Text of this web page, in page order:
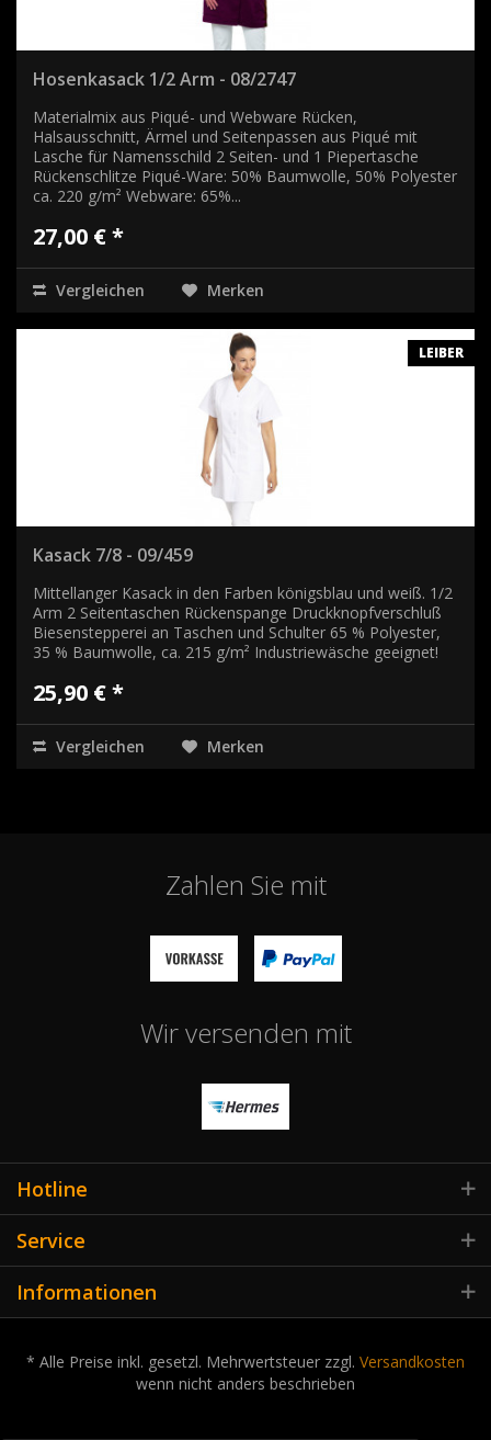
Hosenkasack 1/2 Arm - 08/2747
Materialmix aus Piqué- und Webware Rücken,
Halsausschnitt, Ärmel und Seitenpassen aus Piqué mit
Lasche für Namensschild 2 Seiten- und 1 Piepertasche
Rückenschlitze Piqué-Ware: 50% Baumwolle, 50% Polyester
ca. 220 g/m² Webware: 65%...
27,00 € *
Vergleichen Merken
LEIBER
Kasack 7/8 - 09/459
Mittellanger Kasack in den Farben königsblau und weiß. 1/2
Arm 2 Seitentaschen Rückenspange Druckknopfverschluß
Biesenstepperei an Taschen und Schulter 65 % Polyester,
35 % Baumwolle, ca. 215 g/m² Industriewäsche geeignet!
25,90 € *
Vergleichen Merken
Zahlen Sie mit
Wir versenden mit
Hotline
Service
Informationen
* Alle Preise inkl. gesetzl. Mehrwertsteuer zzgl. Versandkosten
wenn nicht anders beschrieben